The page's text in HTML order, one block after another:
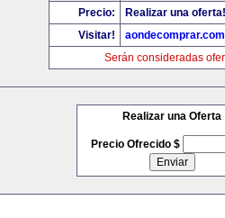
Precio:
Realizar una oferta!
Visitar!
aondecomprar.com
Serán consideradas
Realizar una Oferta
Precio Ofrecido $